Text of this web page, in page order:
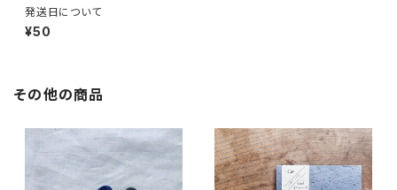
発送日について
¥50
その他の商品